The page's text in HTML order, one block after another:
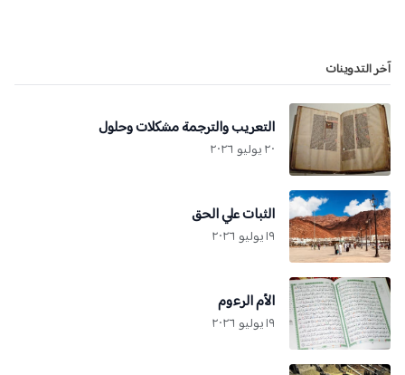
آخر التدوينات
التعريب والترجمة مشكلات وحلول
٢٠ يوليو ٢٠٢٦
الثبات علي الحق
١٩ يوليو ٢٠٢٦
الأم الرءوم
١٩ يوليو ٢٠٢٦